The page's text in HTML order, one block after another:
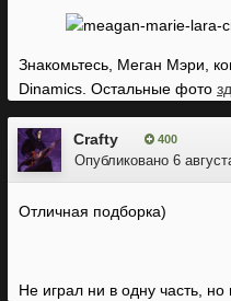
Знакомьтесь, Меган Мэри,
Dinamics. Остальные фото
Crafty 400
Опубликовано 6
Отличная подборка)
Не играл ни в одну часть, но